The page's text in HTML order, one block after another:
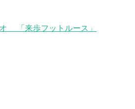
「来歩フットルース」